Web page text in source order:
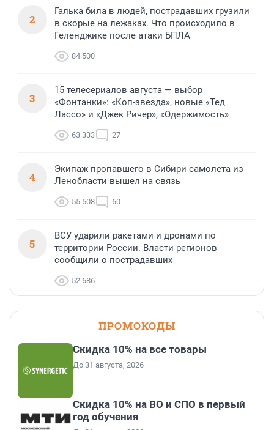
2
Галька била в людей, пострадавших грузили
в скорые на лежаках. Что происходило в
Геленджике после атаки БПЛА
84 500
3
15 телесериалов августа — выбор
«Фонтанки»: «Коп-звезда», новые «Тед
Лассо» и «Джек Ричер», «Одержимость»
63 333 27
4
Экипаж пропавшего в Сибири самолета из
Ленобласти вышел на связь
55 508 60
5
ВСУ ударили ракетами и дронами по
территории России. Власти регионов
сообщили о пострадавших
52 686
ПРОМОКОДЫ
Скидка 10% на все товары
До 31 августа, 2026
Скидка 10% на ВО и СПО в первый
год обучения